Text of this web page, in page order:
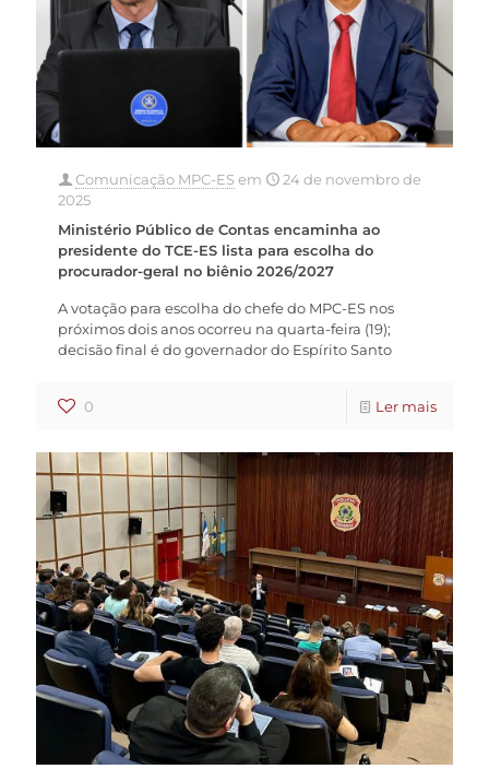
Comunicação MPC-ESem
24 de novembro de
2025
Ministério Público de Contas encaminha ao
presidente do TCE-ES lista para escolha do
procurador-geral no biênio 2026/2027
A votação para escolha do chefe do MPC-ES nos
próximos dois anos ocorreu na quarta-feira (19);
decisão final é do governador do Espírito Santo
0 Ler mais